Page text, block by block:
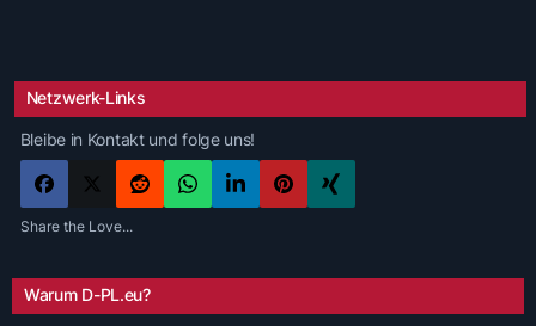
Netzwerk-Links
Bleibe in Kontakt und folge uns!
Share the Love...
Warum D-PL.eu?